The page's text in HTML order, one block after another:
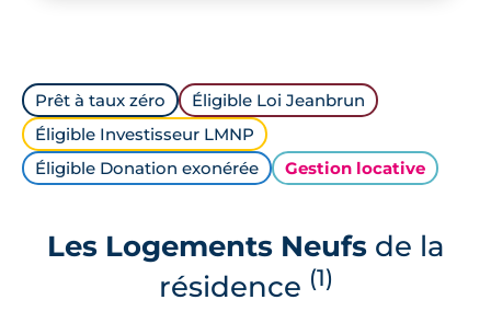
Prêt à taux zéro
Éligible Loi Jeanbrun
Éligible Investisseur LMNP
Éligible Donation exonérée
Gestion locative
Les Logements Neufsde la
résidence (1)